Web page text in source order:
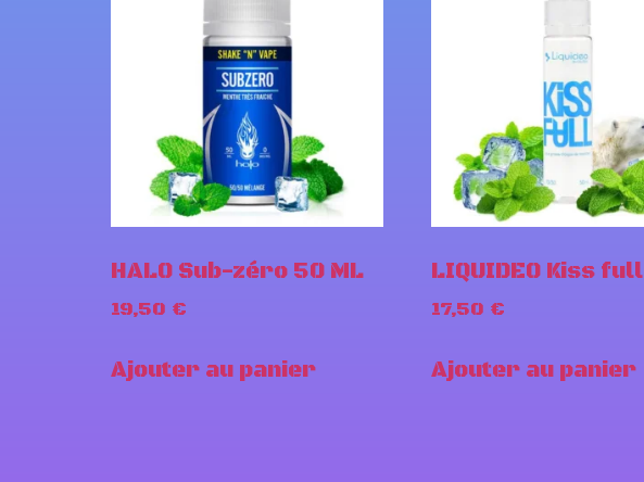
HALO Sub-zéro 50 ML
19,50 €
Ajouter au panier
LIQUIDEO Kiss full
17,50 €
Ajouter au panier